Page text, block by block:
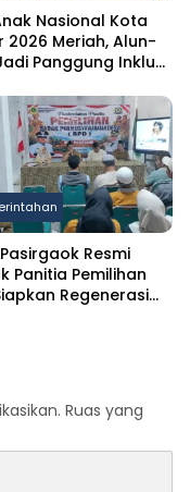
Nasional Kota
2026 Meriah, Alun-
Panggung Inklusi
Resmi
Panitia Pemilihan
Regenerasi
Ruas yang